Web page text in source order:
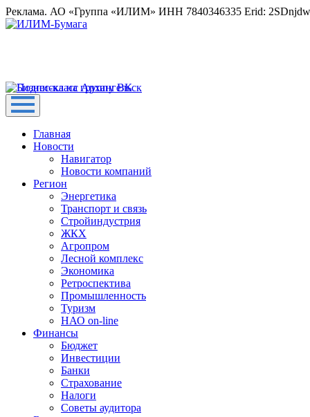
Реклама. АО «Группа «ИЛИМ» ИНН 7840346335 Erid:
Главная
Новости
Навигатор
Новости компаний
Регион
Энергетика
Транспорт и связь
Стройиндустрия
ЖКХ
Агропром
Лесной комплекс
Экономика
Ретроспектива
Промышленность
Туризм
НАО on-line
Финансы
Бюджет
Инвестиции
Банки
Страхование
Налоги
Советы аудитора